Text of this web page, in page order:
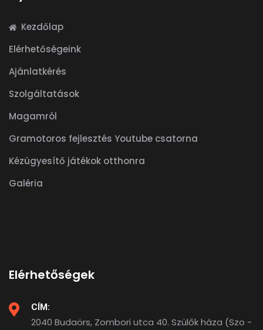
Kezdőlap
Elérhetőségeink
Ajánlatkérés
Szolgáltatások
Magamról
Gramotoros fejlesztés Youtube csatorna
Kézügyesítő játékok otthonra
Galéria
Elérhetőségek
CÍM:
2040 Budaörs, Zombori utca 40. Szülők háza (Szo -